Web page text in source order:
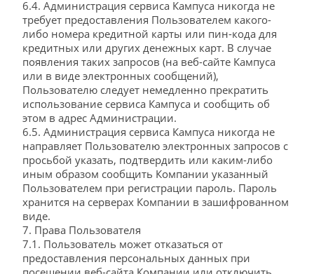
6.4. Администрация сервиса Кампуса никогда не
требует предоставления Пользователем какого-
либо номера кредитной карты или пин-кода для
кредитных или других денежных карт. В случае
появления таких запросов (на веб-сайте Кампуса
или в виде электронных сообщений),
Пользователю следует немедленно прекратить
использование сервиса Кампуса и сообщить об
этом в адрес Администрации.
6.5. Администрация сервиса Кампуса никогда не
направляет Пользователю электронных запросов с
просьбой указать, подтвердить или каким-либо
иным образом сообщить Компании указанный
Пользователем при регистрации пароль. Пароль
хранится на серверах Компании в зашифрованном
виде.
7. Права Пользователя
7.1. Пользователь может отказаться от
предоставления персональных данных при